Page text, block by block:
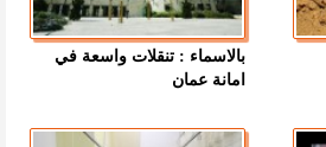
بالاسماء : تنقلات واسعة في
امانة عمان